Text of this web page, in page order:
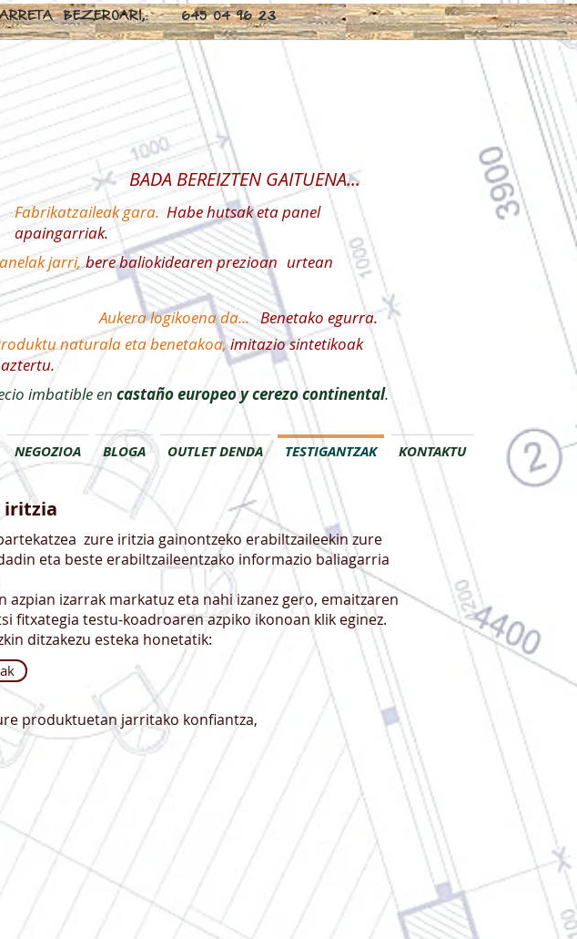
ARRETA BEZEROARI,: 645 04 96 23
BADA BEREIZTEN GAITUENA...
Fabrikatzaileak gara. Habe hutsak eta panel
apaingarriak.
jarri, bere baliokidearen prezioan urtean
Aukera logikoena da... Benetako egurra.
naturala eta benetakoa,imitazio sintetikoak
imbatible en castaño europeo y cerezo continental.
NEGOZIOA BLOGA OUTLET DENDA TESTIGANTZAK KONTAKTU
iritzia
zure iritzia gainontzeko erabiltzaileekin zure
eta beste erabiltzaileentzako informazio baliagarria
izarrak markatuz eta nahi izanez gero, emaitzaren
fitxategia testu-koadroaren azpiko ikonoan klik eginez.
ditzakezu esteka honetatik:
produktuetan jarritako konfiantza,